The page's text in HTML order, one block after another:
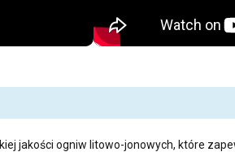
jakości ogniw litowo-jonowych, które